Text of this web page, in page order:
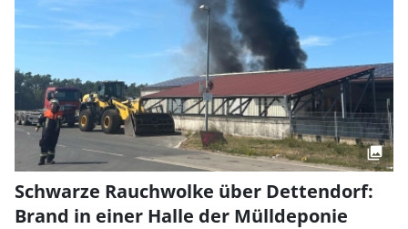
Schwarze Rauchwolke über Dettendorf:
Brand in einer Halle der Mülldeponie